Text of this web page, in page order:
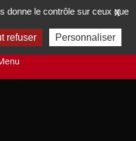
X
donne le contrôle sur ceux que
refuser Personnaliser